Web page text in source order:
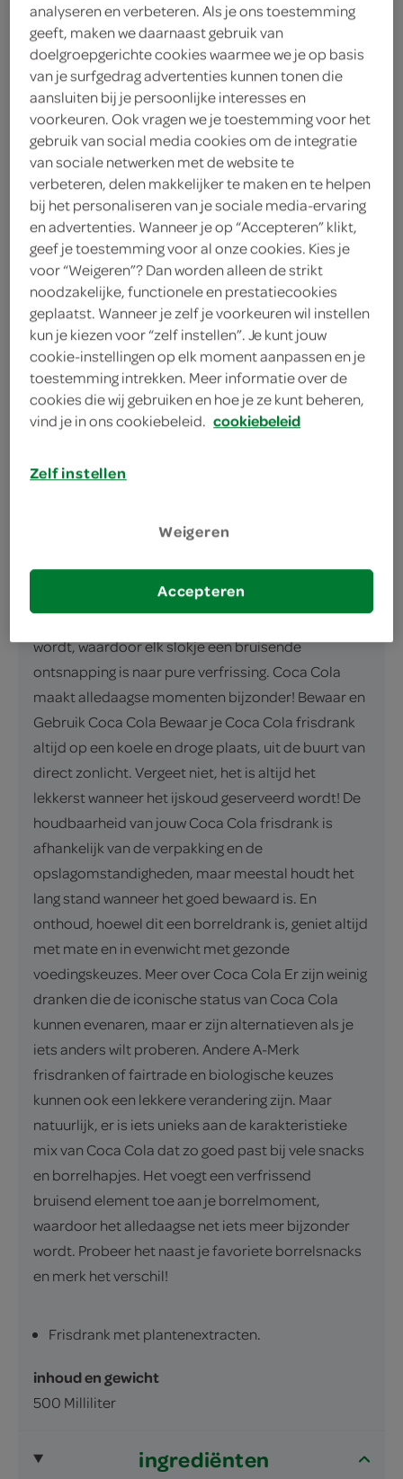
Let op: aanbiedingen zijn niet zichtbaar bij de
producten, maar worden wél automatisch
verwerkt in de winkelmand.
koele meeneemfles cola voor onderweg, bij de lunch
of tijdens een snelle break
Verfrissende Coca-Cola smaak
Handig meeneemformaat 500 ML
Perfect voor jouw borrelmoment
omschrijving
Wereldwijd geliefd en altijd een koele keuze voor je
500ML in een handige flesverpakking, is deze A-
Merk drank perfect om in je tas te glijden voor
onderweg. Deze regelmatig koele variant van Coca
Cola is op zijn best wanneer het ijskoud geserveerd
wordt, waardoor elk slokje een bruisende
ontsnapping is naar pure verfrissing. Coca Cola
maakt alledaagse momenten bijzonder! Bewaar en
Gebruik Coca Cola Bewaar je Coca Cola frisdrank
altijd op een koele en droge plaats, uit de buurt van
direct zonlicht. Vergeet niet, het is altijd het
lekkerst wanneer het ijskoud geserveerd wordt! De
houdbaarheid van jouw Coca Cola frisdrank is
afhankelijk van de verpakking en de
opslagomstandigheden, maar meestal houdt het
lang stand wanneer het goed bewaard is. En
onthoud, hoewel dit een borreldrank is, geniet altijd
met mate en in evenwicht met gezonde
voedingskeuzes. Meer over Coca Cola Er zijn weinig
dranken die de iconische status van Coca Cola
kunnen evenaren, maar er zijn alternatieven als je
iets anders wilt proberen. Andere A-Merk
frisdranken of fairtrade en biologische keuzes
kunnen ook een lekkere verandering zijn. Maar
natuurlijk, er is iets unieks aan de karakteristieke
mix van Coca Cola dat zo goed past bij vele snacks
en borrelhapjes. Het voegt een verfrissend
bruisend element toe aan je borrelmoment,
waardoor het alledaagse net iets meer bijzonder
wordt. Probeer het naast je favoriete borrelsnacks
en merk het verschil!
Frisdrank met plantenextracten.
inhoud en gewicht
500 Milliliter
ingrediënten
analyseren en verbeteren. Als je ons toestemming
geeft, maken we daarnaast gebruik van
doelgroepgerichte cookies waarmee we je op basis
van je surfgedrag advertenties kunnen tonen die
aansluiten bij je persoonlijke interesses en
voorkeuren. Ook vragen we je toestemming voor het
gebruik van social media cookies om de integratie
van sociale netwerken met de website te
verbeteren, delen makkelijker te maken en te helpen
bij het personaliseren van je sociale media-ervaring
en advertenties. Wanneer je op “Accepteren” klikt,
geef je toestemming voor al onze cookies. Kies je
voor “Weigeren”? Dan worden alleen de strikt
noodzakelijke, functionele en prestatiecookies
geplaatst. Wanneer je zelf je voorkeuren wil instellen
kun je kiezen voor “zelf instellen”. Je kunt jouw
cookie-instellingen op elk moment aanpassen en je
toestemming intrekken. Meer informatie over de
cookies die wij gebruiken en hoe je ze kunt beheren,
vind je in ons cookiebeleid. cookiebeleid
Zelf instellen
Weigeren
Accepteren